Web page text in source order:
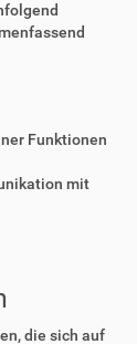
Funktionen
mit
die sich auf